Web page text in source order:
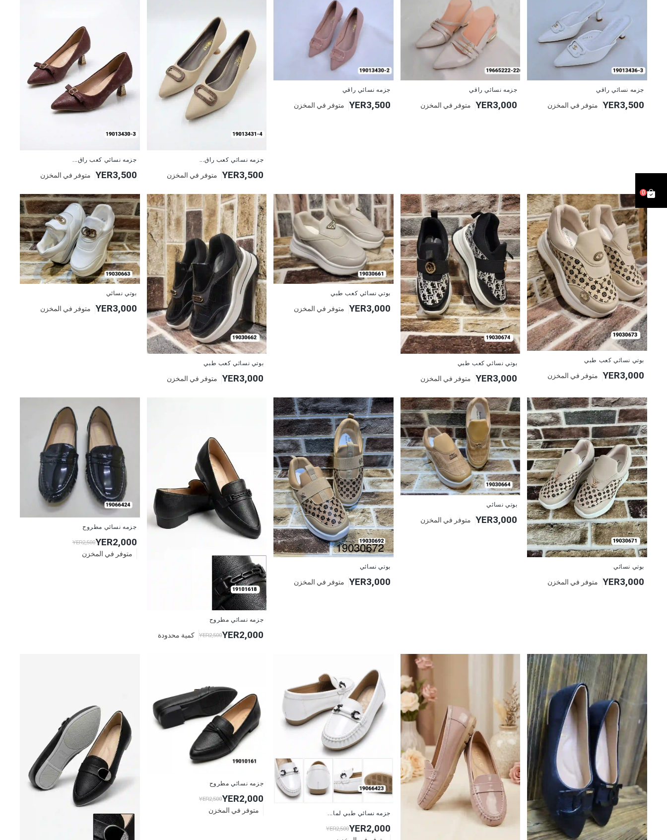
0
جزمه نسائي راقي
YER3,500 متوفر في المخزن
جزمه نسائي راقي
YER3,000 متوفر في المخزن
جزمه نسائي راقي
YER3,500 متوفر في المخزن
جزمه نسائي كعب راق...
YER3,500 متوفر في المخزن
جزمه نسائي كعب راق...
YER3,500 متوفر في المخزن
بوتي نسائي كعب طبي
YER3,000 متوفر في المخزن
بوتي نسائي كعب طبي
YER3,000 متوفر في المخزن
بوتي نسائي كعب طبي
YER3,000 متوفر في المخزن
بوتي نسائي كعب طبي
YER3,000 متوفر في المخزن
بوتي نسائي
YER3,000 متوفر في المخزن
بوتي نسائي
YER3,000 متوفر في المخزن
بوتي نسائي
YER3,000 متوفر في المخزن
بوتي نسائي
YER3,000 متوفر في المخزن
جزمه نسائي مطروح
YER2,000
YER2,500 كمية محدودة
جزمه نسائي مطروح
YER2,000
YER2,500
متوفر في المخزن
جزمه نسائي طبي لما...
YER2,000
YER2,500
جزمه نسائي مطروح
YER2,000
YER2,500
متوفر في المخزن